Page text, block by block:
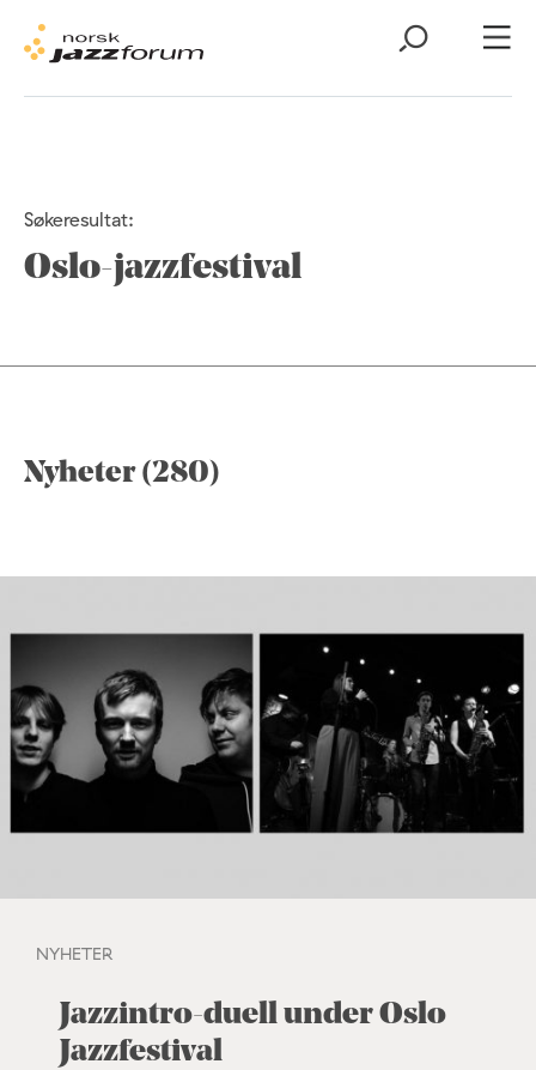
Søkeresultat:
Oslo-jazzfestival
Nyheter (280)
NYHETER
Jazzintro-duell under Oslo
Jazzfestival